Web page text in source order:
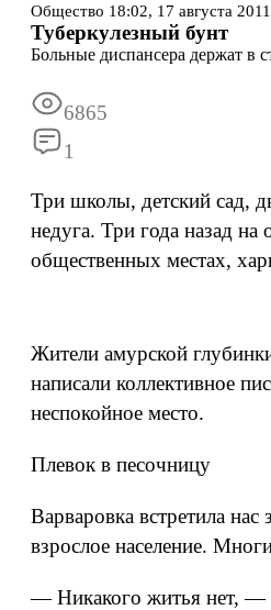
Общество 18:02, 17 августа 2011
Туберкулезный бунт
Больные диспансера держат в
6865
1
Три школы, детский сад,
недуга. Три года назад на
общественных местах,
Жители амурской
написали коллективное
неспокойное место.
Плевок в песочницу
Варваровка встретила
взрослое население.
— Никакого житья нет, —